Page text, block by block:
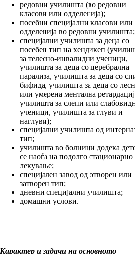
редовни училишта (во редовни
класови или одделенија);
посебни специјални класови или
одделенија во редовни училишта;
специјални училишта за деца со
посебен тип на хендикеп
за телесно-инвалидни ученици,
училишта за деца со церебрална
парализа, училишта за деца со
бифида, училишта за деца со
или умерена ментална
училишта за слепи или
ученици, училишта за глуви и
наглуви);
специјални училишта од
тип;
училишта во болници додека
се наоѓа на подолго стационарно
лекување;
специјален завод од отворен или
затворен тип;
дневни специјални училишта;
домашни услови.
Карактер и задачи на основното